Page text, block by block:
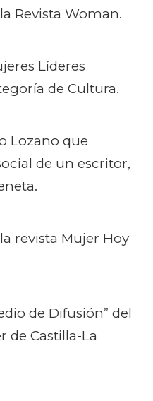
Revista Woman.
Líderes
de Cultura.
Lozano que
de un escritor,
.
revista Mujer Hoy
de Difusión” del
de Castilla-La